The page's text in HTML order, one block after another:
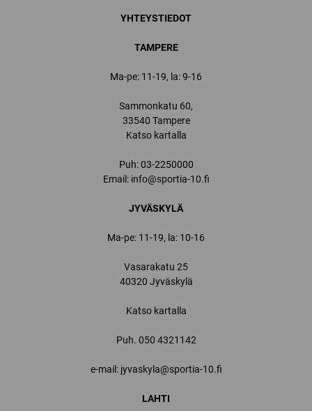
YHTEYSTIEDOT
TAMPERE
Ma-pe: 11-19, la: 9-16
Sammonkatu 60,
33540 Tampere
Katso kartalla
Puh:03-2250000
Email: info@sportia-10.fi
JYVÄSKYLÄ
Ma-pe: 11-19, la: 10-16
Vasarakatu 25
40320 Jyväskylä
Katso kartalla
Puh. 050 4321142
e-mail: jyvaskyla@sportia-10.fi
LAHTI